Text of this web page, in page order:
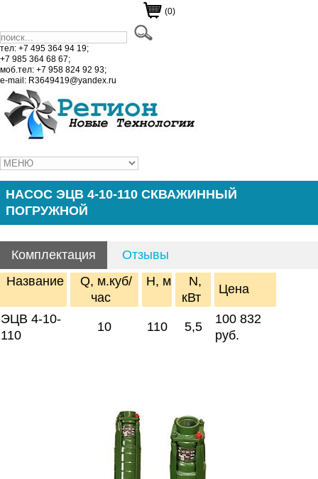
(0)
тел: +7 495 364 94 19;
+7 985 364 68 67;
моб.тел: +7 958 824 92 93;
e-mail: R3649419@yandex.ru
НАСОС ЭЦВ 4-10-110 СКВАЖИННЫЙ
ПОГРУЖНОЙ
Комплектация
Отзывы
Название
Q, м.куб/
час
H, м
N,
кВт
Цена
ЭЦВ 4-10-
110
10 110 5,5
100 832
руб.